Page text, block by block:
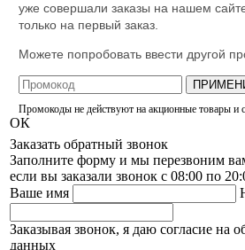
уже совершали заказы на нашем
только на первый заказ.
Можете попробовать ввести другой
Промокоды не действуют на акционные товары и
ОК
Заказать обратный звонок
Заполните форму и мы перезвоним
если вы заказали звонок с 08:00 по
Ваше имя
Заказывая звонок, я даю согласие на
данных